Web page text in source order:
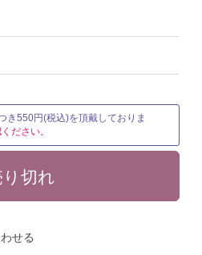
き550円(税込)を頂戴しておりま
ださい。
せる